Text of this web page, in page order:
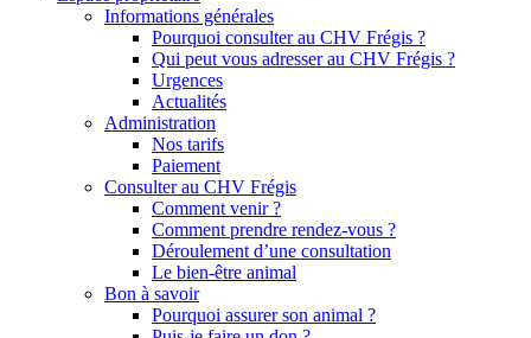
Informations générales
Pourquoi consulter au CHV Frégis ?
Qui peut vous adresser au CHV Frégis ?
Urgences
Actualités
Administration
Nos tarifs
Paiement
Consulter au CHV Frégis
Comment venir ?
Comment prendre rendez-vous ?
Déroulement d’une consultation
Le bien-être animal
Bon à savoir
Pourquoi assurer son animal ?